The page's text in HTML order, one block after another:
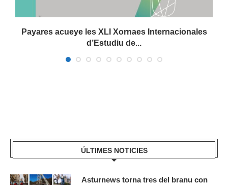
Payares acueye les XLI Xornaes Internacionales
d’Estudiu de...
ÚLTIMES NOTICIES
Asturnews torna tres del branu con